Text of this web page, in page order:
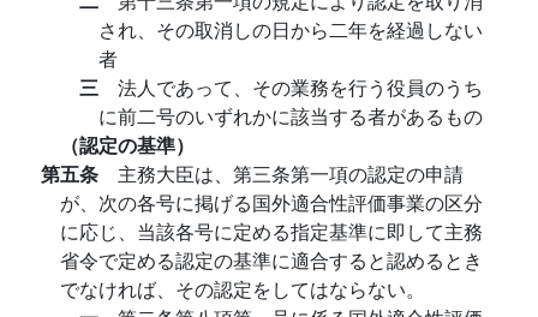
され、その取消しの日から二年を経過しない
者
三 法人であって、その業務を行う役員のうち
に前二号のいずれかに該当する者があるもの
（認定の基準）
第五条 主務大臣は、第三条第一項の認定の申請
が、次の各号に掲げる国外適合性評価事業の区分
に応じ、当該各号に定める指定基準に即して主務
省令で定める認定の基準に適合すると認めるとき
でなければ、その認定をしてはならない。